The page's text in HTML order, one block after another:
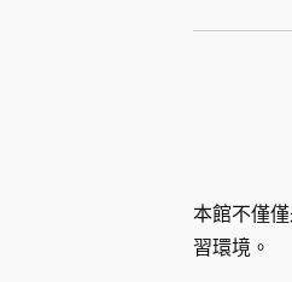
本館不僅
習環境。